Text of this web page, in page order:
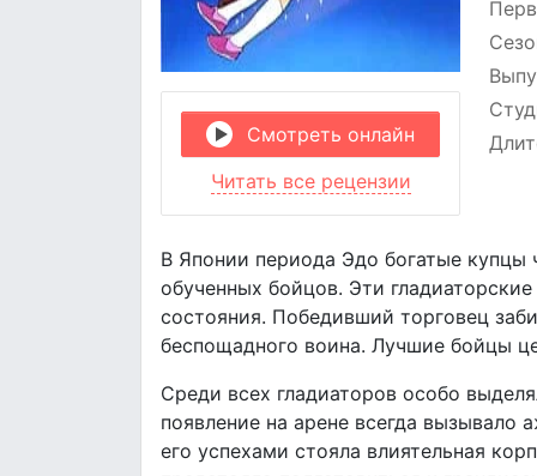
Смотреть онлайн
Читать все рецензии
В Японии периода Эдо богатые купцы
обученных бойцов. Эти
состояния. Победивший торговец
беспощадного воина. Лучшие бойцы
Среди всех гладиаторов особо
появление на арене всегда вызывало
его успехами стояла влиятельная